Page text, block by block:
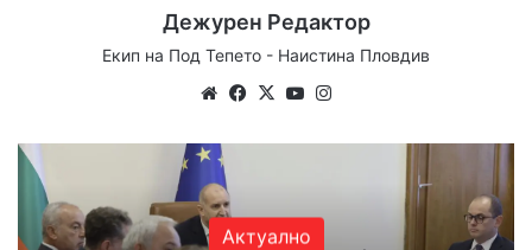
Дежурен Редактор
Екип на Под Тепето - Наистина Пловдив
WebsiteFacebook
X YouTube
Актуално